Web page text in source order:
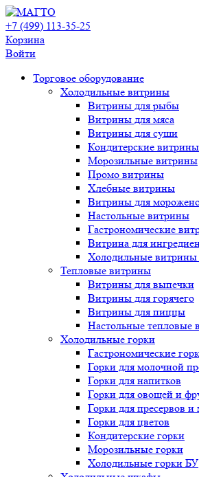
+7 (499) 113-35-25
Корзина
Войти
Свернуть/
развернуть
Торговое оборудованиe
Холодильные витрины
Витрины для рыбы
Витрины для мяса
Витрины для суши
Кондитерские витрины
Морозильные витрины
Промо витрины
Хлебные витрины
Витрины для
Настольные витрины
Гастрономические
Витрина для
Холодильные
Тепловые витрины
Витрины для выпечки
Витрины для горячего
Витрины для пиццы
Настольные тепловые
Холодильные горки
Гастрономические
Горки для молочной
Горки для напитков
Горки для овощей и
Горки для пресервов и
Горки для цветов
Кондитерские горки
Морозильные горки
Холодильные горки БУ